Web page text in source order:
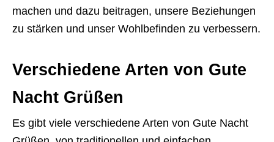
machen und dazu beitragen, unsere Beziehungen
zu stärken und unser Wohlbefinden zu verbessern.
Verschiedene Arten von Gute
Nacht Grüßen
Es gibt viele verschiedene Arten von Gute Nacht